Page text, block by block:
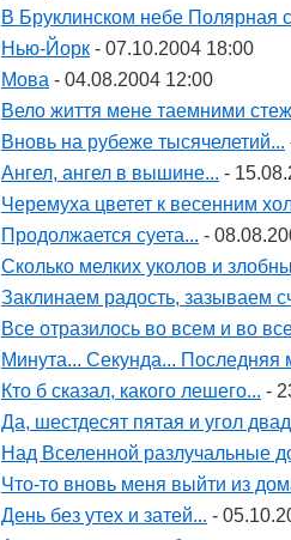
В Бруклинском небе Полярная
Нью-Йорк - 07.10.2004 18:00
Мова - 04.08.2004 12:00
Вело життя мене таемними
Вновь на рубеже тысячелетий...
Ангел, ангел в вышине... -
Черемуха цветет к весенним
Продолжается суета... -
Сколько мелких уколов и
Заклинаем радость, зазываем
Все отразилось во всем и во
Минута... Секунда... Последняя
Кто б сказал, какого лешего... -
Да, шестдесят пятая и угол
Над Вселенной разлучальные
Что-то вновь меня выйти из
День без утех и затей... -